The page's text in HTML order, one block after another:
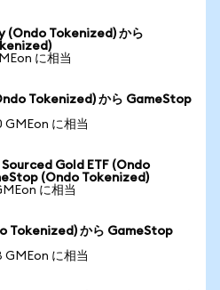
Tokenized) から
に相当
Tokenized) から GameStop
GMEon に相当
Gold ETF (Ondo
(Ondo Tokenized)
に相当
Tokenized) から GameStop
GMEon に相当